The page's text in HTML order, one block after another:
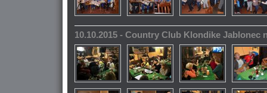
10.10.2015 - Country Club Klondike Jablonec